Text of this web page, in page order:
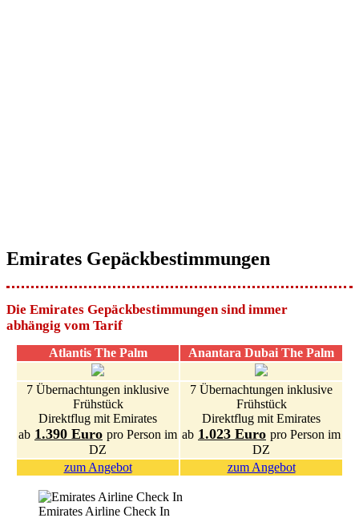
Emirates Gepäckbestimmungen
Die Emirates Gepäckbestimmungen sind immer
abhängig vom Tarif
Atlantis The Palm Anantara Dubai The Palm
7 Übernachtungen inklusive
Frühstück
Direktflug mit Emirates
ab 1.390 Euro pro Person im
DZ
7 Übernachtungen inklusive
Frühstück
Direktflug mit Emirates
ab 1.023 Euro pro Person im
DZ
zum Angebot
zum Angebot
Emirates Airline Check In